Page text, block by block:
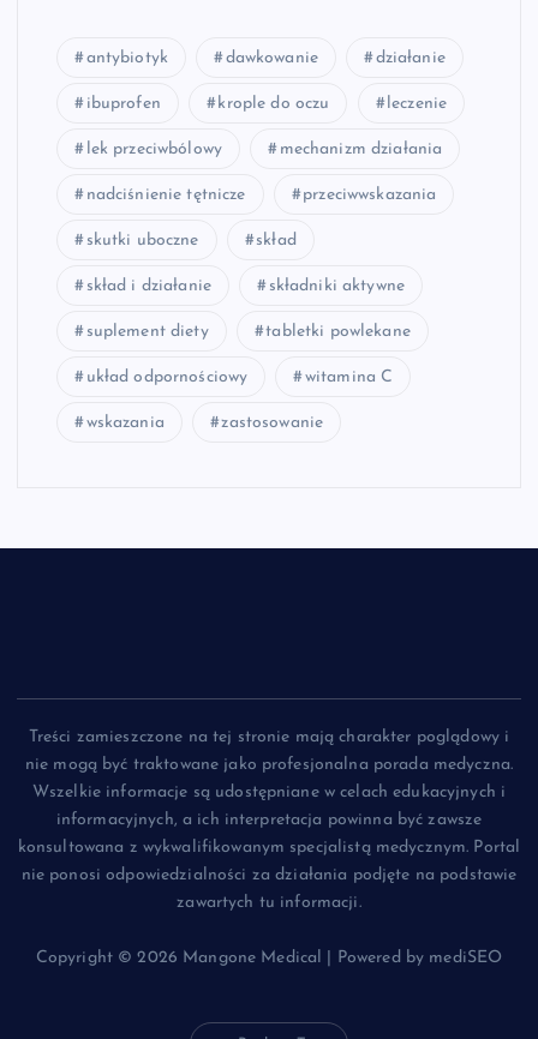
antybiotyk dawkowanie działanie
ibuprofen krople do oczu leczenie
lek przeciwbólowy mechanizm działania
nadciśnienie tętnicze przeciwwskazania
skutki uboczne skład
skład i działanie składniki aktywne
suplement diety tabletki powlekane
układ odpornościowy witamina C
wskazania zastosowanie
Treści zamieszczone na tej stronie mają charakter poglądowy i
nie mogą być traktowane jako profesjonalna porada medyczna.
Wszelkie informacje są udostępniane w celach edukacyjnych i
informacyjnych, a ich interpretacja powinna być zawsze
konsultowana z wykwalifikowanym specjalistą medycznym. Portal
nie ponosi odpowiedzialności za działania podjęte na podstawie
zawartych tu informacji.
Copyright © 2026 Mangone Medical | Powered by mediSEO